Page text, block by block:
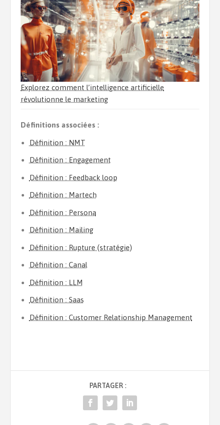
Explorez comment l’intelligence artificielle
révolutionne le marketing
Définitions associées :
Définition : NMT
Définition : Engagement
Définition : Feedback loop
Définition : Martech
Définition : Persona
Définition : Mailing
Définition : Rupture (stratégie)
Définition : Canal
Définition : LLM
Définition : Saas
Définition : Customer Relationship Management
PARTAGER :